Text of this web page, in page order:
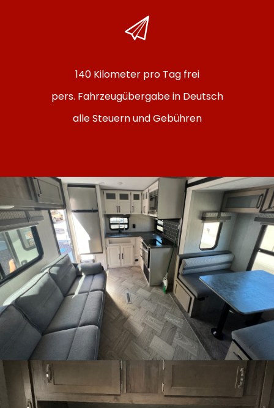
140 Kilometer pro Tag frei
pers. Fahrzeugübergabe in Deutsch
alle Steuern und Gebühren